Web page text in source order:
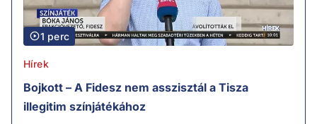
1 perc
Hírek
Bojkott – A Fidesz nem asszisztál a Tisza
illegitim színjátékához